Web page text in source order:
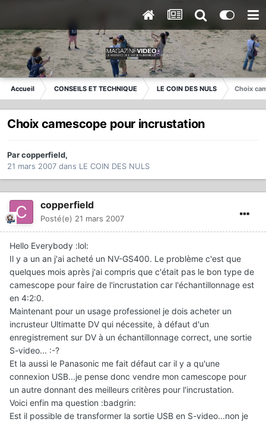
Accueil CONSEILS ET TECHNIQUE LE COIN DES NULS Choix
Choix camescope pour incrustation
Parcopperfield,
21 mars 2007 dans LE COIN DES NULS
copperfield
Posté(e) 21 mars 2007
Hello Everybody :lol:
Il y a un an j'ai acheté un NV-GS400. Le problème c'est que
quelques mois après j'ai compris que c'était pas le bon type de
camescope pour faire de l'incrustation car l'échantillonnage est
en 4:2:0.
Maintenant pour un usage professionel je dois acheter un
incrusteur Ultimatte DV qui nécessite, à défaut d'un
enregistrement sur DV à un échantillonnage correct, une sortie
S-video... :-?
Et la aussi le Panasonic me fait défaut car il y a qu'une
connexion USB...je pense donc vendre mon camescope pour
un autre donnant des meilleurs critères pour l'incrustation.
Voici enfin ma question :badgrin:
Est il possible de transformer la sortie USB en S-video...non je